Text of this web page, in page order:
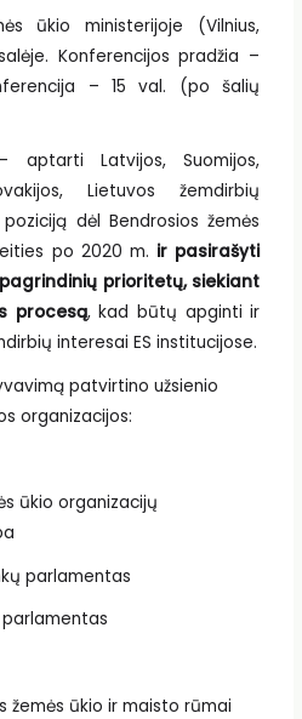
ūkio ministerijoje (Vilnius,
Konferencijos pradžia –
– 15 val. (po šalių
aptarti Latvijos, Suomijos,
Lietuvos žemdirbių
dėl Bendrosios žemės
po 2020 m. ir pasirašyti
prioritetų, siekiant
procesą, kad būtų apginti ir
interesai ES institucijose.
patvirtino užsienio
organizacijos:
ūkio organizacijų
parlamentas
parlamentas
žemės ūkio ir maisto rūmai